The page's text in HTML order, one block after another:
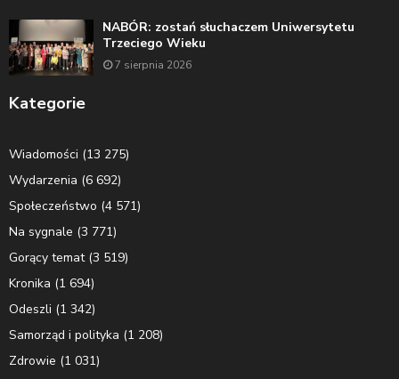
NABÓR: zostań słuchaczem Uniwersytetu
Trzeciego Wieku
7 sierpnia 2026
Kategorie
Wiadomości (13 275)
Wydarzenia (6 692)
Społeczeństwo (4 571)
Na sygnale (3 771)
Gorący temat(3 519)
Kronika (1 694)
Odeszli (1 342)
Samorząd i polityka (1 208)
Zdrowie (1 031)